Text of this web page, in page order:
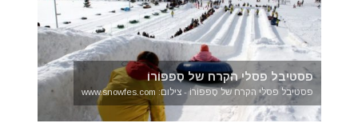
פסטיבל פסלי הקרח של סָפּפּוֹרוֹ
פסטיבל פסלי הקרח של סָפּפּוֹרוֹ - צילום: www.snowfes.com